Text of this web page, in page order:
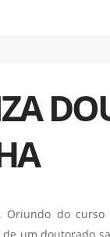
de
/
do curso